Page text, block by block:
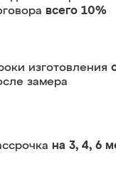
всего 10%
изготовления
замера
на 3, 4, 6